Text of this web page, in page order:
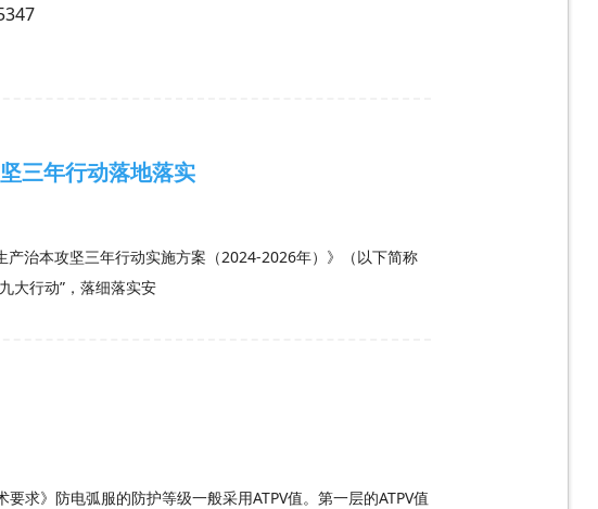
三年行动落地落实
治本攻坚三年行动实施方案（2024-2026年）》（以下简称
大行动”，落细落实安
求》防电弧服的防护等级一般采用ATPV值。第一层的ATPV值